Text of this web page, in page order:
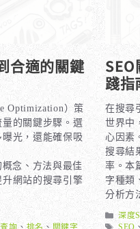
合適的關鍵
Optimization）策
的關鍵步驟。選
光，還能確保吸
念、方法與最佳
網站的搜尋引擎
詢 、 排名 、 關鍵字
踐指
在搜尋
世界中
心因素
搜尋結
率。本
字種類
分析方
分
類
深度
標
SEO 、